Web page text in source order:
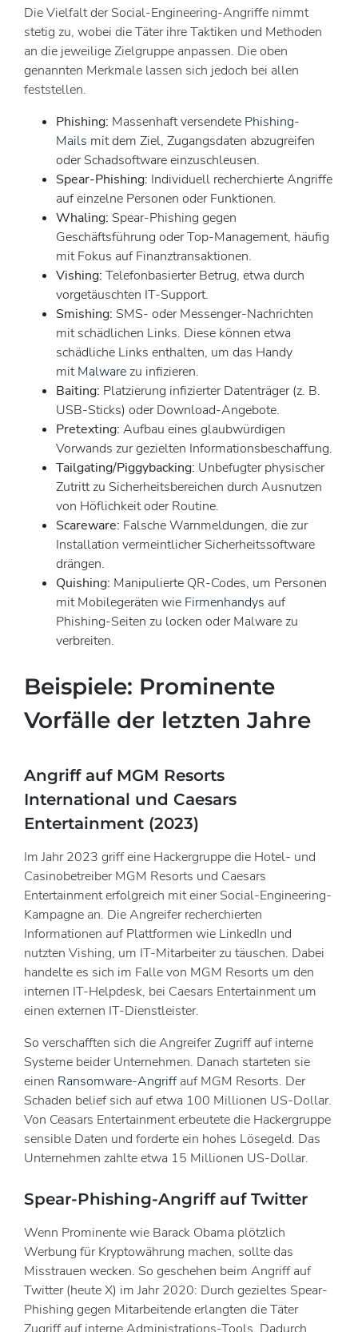
Die Vielfalt der Social-Engineering-Angriffe nimmt
stetig zu, wobei die Täter ihre Taktiken und Methoden
an die jeweilige Zielgruppe anpassen. Die oben
genannten Merkmale lassen sich jedoch bei allen
feststellen.
Phishing: Massenhaft versendete Phishing-
Mails mit dem Ziel, Zugangsdaten abzugreifen
oder Schadsoftware einzuschleusen.
Spear-Phishing: Individuell recherchierte Angriffe
auf einzelne Personen oder Funktionen.
Whaling: Spear-Phishing gegen
Geschäftsführung oder Top-Management, häufig
mit Fokus auf Finanztransaktionen.
Vishing: Telefonbasierter Betrug, etwa durch
vorgetäuschten IT-Support.
Smishing: SMS- oder Messenger-Nachrichten
mit schädlichen Links. Diese können etwa
schädliche Links enthalten, um das Handy
mitMalware zu infizieren.
Baiting: Platzierung infizierter Datenträger (z. B.
USB-Sticks) oder Download-Angebote.
Pretexting: Aufbau eines glaubwürdigen
Vorwands zur gezielten Informationsbeschaffung.
Tailgating/Piggybacking: Unbefugter physischer
Zutritt zu Sicherheitsbereichen durch Ausnutzen
von Höflichkeit oder Routine.
Scareware: Falsche Warnmeldungen, die zur
Installation vermeintlicher Sicherheitssoftware
drängen.
Quishing: Manipulierte QR-Codes, um Personen
mit Mobilegeräten wie Firmenhandys auf
Phishing-Seiten zu locken oder Malware zu
verbreiten.
Beispiele: Prominente
Vorfälle der letzten Jahre
Angriff auf MGM Resorts
International und Caesars
Entertainment (2023)
Im Jahr 2023 griff eine Hackergruppe die Hotel- und
Casinobetreiber MGM Resorts und Caesars
Entertainment erfolgreich mit einer Social-Engineering-
Kampagne an. Die Angreifer recherchierten
Informationen auf Plattformen wie LinkedIn und
nutzten Vishing, um IT-Mitarbeiter zu täuschen. Dabei
handelte es sich im Falle von MGM Resorts um den
internen IT-Helpdesk, bei Caesars Entertainment um
einen externen IT-Dienstleister.
So verschafften sich die Angreifer Zugriff auf interne
Systeme beider Unternehmen. Danach starteten sie
einen Ransomware-Angriffauf MGM Resorts. Der
Schaden belief sich auf etwa 100 Millionen US-Dollar.
Von Ceasars Entertainment erbeutete die Hackergruppe
sensible Daten und forderte ein hohes Lösegeld. Das
Unternehmen zahlte etwa 15 Millionen US-Dollar.
Spear-Phishing-Angriff auf Twitter
Wenn Prominente wie Barack Obama plötzlich
Werbung für Kryptowährung machen, sollte das
Misstrauen wecken. So geschehen beim Angriff auf
Twitter (heute X) im Jahr 2020: Durch gezieltes Spear-
Phishing gegen Mitarbeitende erlangten die Täter
Zugriff auf interne Administrations-Tools. Dadurch